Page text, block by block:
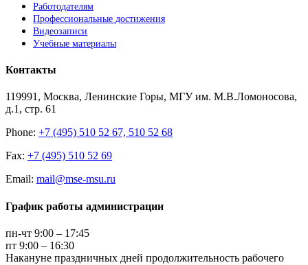
Работодателям
Профессиональные достижения
Видеозаписи
Учебные материалы
Контакты
119991, Москва, Ленинские Горы, МГУ им. М.В.Ломоносова,
д.1, стр. 61
Phone: +7 (495) 510 52 67, 510 52 68
Fax: +7 (495) 510 52 69
Email: mail@mse-msu.ru
График работы администрации
пн-чт 9:00 – 17:45
пт 9:00 – 16:30
Накануне праздничных дней продолжительность рабочего